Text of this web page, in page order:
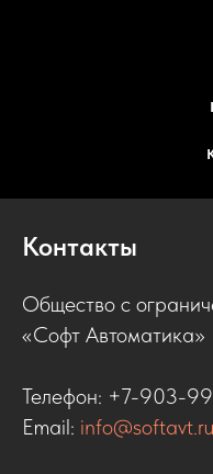
Контакты
Общество с
«Софт Автоматика»
Телефон: +7-903-
Email: info@softavt.ru